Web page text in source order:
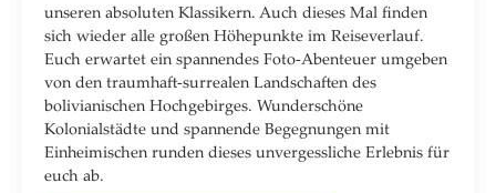
unseren absoluten Klassikern. Auch dieses Mal finden
sich wieder alle großen Höhepunkte im Reiseverlauf.
Euch erwartet ein spannendes Foto-Abenteuer umgeben
von den traumhaft-surrealen Landschaften des
bolivianischen Hochgebirges. Wunderschöne
Kolonialstädte und spannende Begegnungen mit
Einheimischen runden dieses unvergessliche Erlebnis für
euch ab.